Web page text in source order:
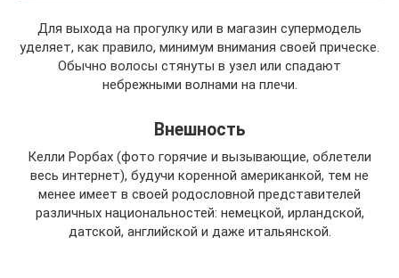
Для выхода на прогулку или в магазин супермодель
уделяет, как правило, минимум внимания своей прическе.
Обычно волосы стянуты в узел или спадают
небрежными волнами на плечи.
Внешность
Келли Рорбах (фото горячие и вызывающие, облетели
весь интернет), будучи коренной американкой, тем не
менее имеет в своей родословной представителей
различных национальностей: немецкой, ирландской,
датской, английской и даже итальянской.